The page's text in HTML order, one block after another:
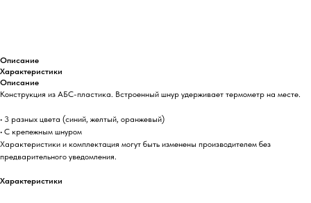
Описание
Характеристики
Описание
Конструкция из АБС-пластика. Встроенный шнур удерживает термометр на месте.
• 3 разных цвета (синий, желтый, оранжевый)
• С крепежным шнуром
Характеристики и комплектация могут быть изменены производителем без
предварительного уведомления.
Характеристики